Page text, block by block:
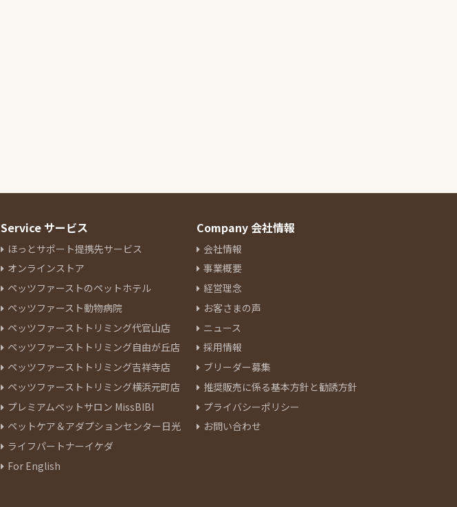
Service サービス
ほっとサポート提携先サービス
オンラインストア
ペッツファーストのペットホテル
ペッツファースト動物病院
ペッツファーストトリミング代官山店
ペッツファーストトリミング自由が丘店
ペッツファーストトリミング吉祥寺店
ペッツファーストトリミング横浜元町店
プレミアムペットサロン MissBIBI
ペットケア＆アダプションセンター日光
ライフパートナーイケダ
For English
Company 会社情報
会社情報
事業概要
経営理念
お客さまの声
ニュース
採用情報
ブリーダー募集
推奨販売に係る基本方針と勧誘方針
プライバシーポリシー
お問い合わせ